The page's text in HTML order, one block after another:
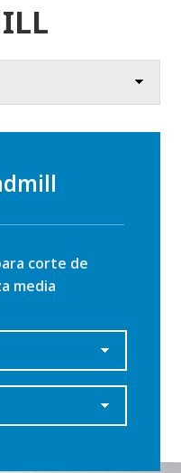
Video clips
corte de
media